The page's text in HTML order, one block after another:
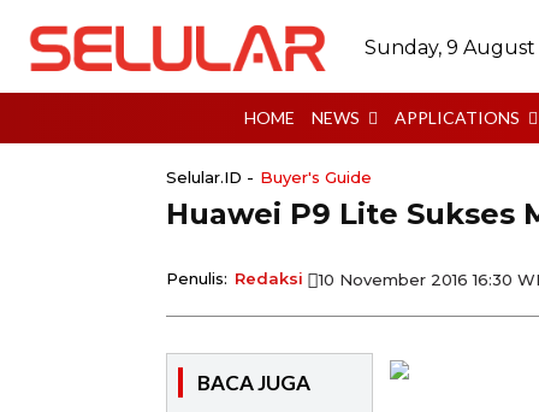
Sunday, 9
HOME NEWS APPLICATIONS
Selular.ID - Buyer's Guide
Huawei P9 Lite Sukses
Penulis: Redaksi 10 November 2016 16:30
BACA JUGA